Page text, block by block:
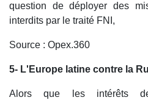
question de déployer des
interdits par le traité FNI,
Source : Opex.360
5- L'Europe latine contre la
Alors que les intérêts